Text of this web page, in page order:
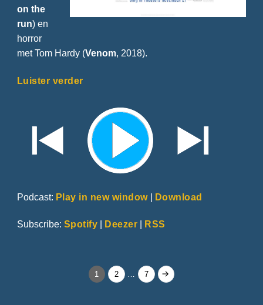
on the
run) en
horror
met Tom Hardy (Venom, 2018).
Luister verder
Podcast: Play in new window| Download
Subscribe: Spotify Deezer RSS
Page
1 Page
2 Page
7